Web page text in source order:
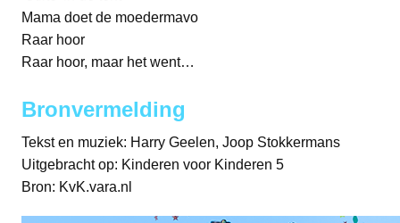
Mama doet de moedermavo
Raar hoor
Raar hoor, maar het went…
Bronvermelding
Tekst en muziek: Harry Geelen, Joop Stokkermans
Uitgebracht op: Kinderen voor Kinderen 5
Bron: KvK.vara.nl